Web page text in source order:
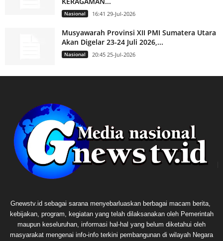
Nasional 16:41 29-Jul-2026
Musyawarah Provinsi XII PMI Sumatera Utara
Akan Digelar 23-24 Juli 2026,...
Nasional 20:45 25-Jul-2026
Gnewstv.id sebagai sarana menyebarluaskan berbagai macam berita,
kebijakan, program, kegiatan yang telah dilaksanakan oleh Pemerintah
maupun keseluruhan, informasi hal-hal yang belum diketahui oleh
masyarakat mengenai info-info terkini pembangunan di wilayah Negara